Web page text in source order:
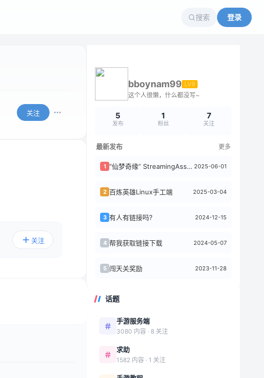
搜索 登录
关注
关注
bboynam99 LV9
这个人很懒，什么都没写~
5
发布
1
粉丝
7
关注
最新发布 更多
1 “仙梦奇缘” StreamingAssets更新一期 2025-06-01
2 百炼英雄Linux手工端 2025-03-04
3 有人有链接吗? 2024-12-15
4 帮我获取链接下载 2024-05-07
5 闯天关奖励 2023-11-28
话题
手游服务端
3080 内容 · 8 关注
求助
1582 内容 · 1 关注